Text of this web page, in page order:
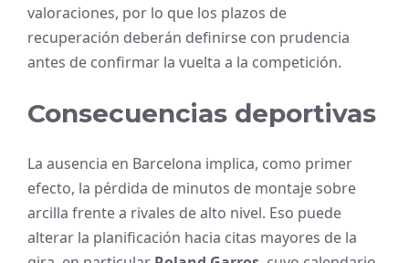
valoraciones, por lo que los plazos de
recuperación deberán definirse con prudencia
antes de confirmar la vuelta a la competición.
Consecuencias deportivas
La ausencia en Barcelona implica, como primer
efecto, la pérdida de minutos de montaje sobre
arcilla frente a rivales de alto nivel. Eso puede
alterar la planificación hacia citas mayores de la